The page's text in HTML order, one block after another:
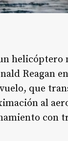
Reagan
que
al
con